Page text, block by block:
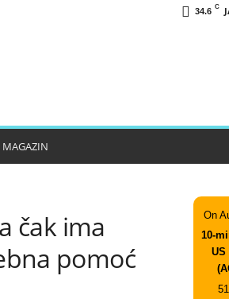
34.6 C
MAGAZIN
čak ima
pomoć
On
10-
US